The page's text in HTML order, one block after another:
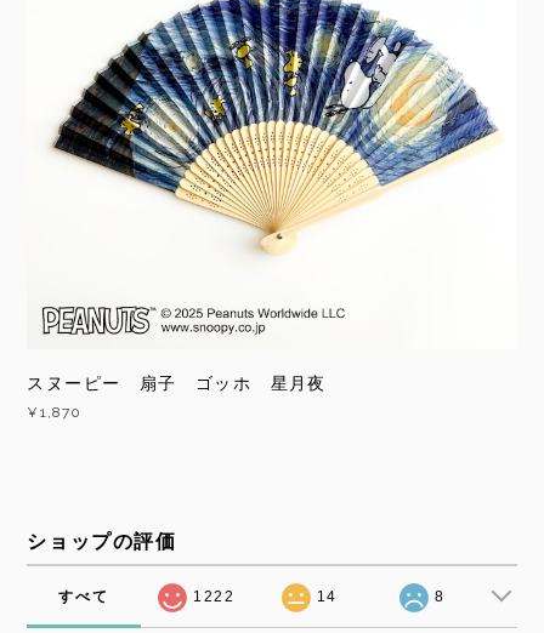
スヌーピー 扇子 ゴッホ 星月夜
¥1,870
ショップの評価
すべて 1222 14 8